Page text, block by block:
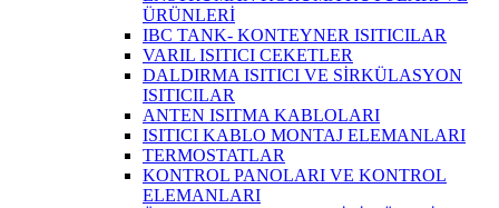
ÜRÜNLERİ
IBC TANK- KONTEYNER ISITICILAR
VARIL ISITICI CEKETLER
DALDIRMA ISITICI VE SİRKÜLASYON
ISITICILAR
ANTEN ISITMA KABLOLARI
ISITICI KABLO MONTAJ ELEMANLARI
TERMOSTATLAR
KONTROL PANOLARI VE KONTROL
ELEMANLARI